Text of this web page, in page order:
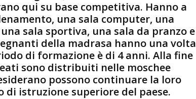
qui su base competitiva. Hanno a
una sala computer, una
sala sportiva, una sala da pranzo e
della madrasa hanno una volta
di formazione è di 4 anni. Alla fine
sono distribuiti nelle moschee
possono continuare la loro
istruzione superiore del paese.